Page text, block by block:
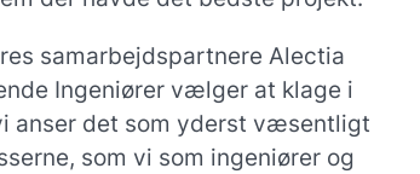
samarbejdspartnere Alectia
Ingeniører vælger at klage i
anser det som yderst væsentligt
som vi som ingeniører og